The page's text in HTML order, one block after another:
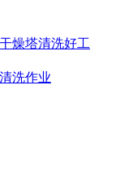
燥塔清洗好工
洗作业